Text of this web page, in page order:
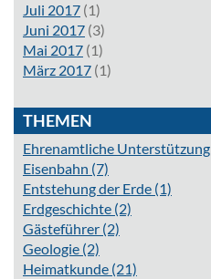
Juli 2017 (1)
Juni 2017 (3)
Mai 2017 (1)
März 2017 (1)
THEMEN
Ehrenamtliche Unterstützung
Eisenbahn (7)
Entstehung der Erde (1)
Erdgeschichte (2)
Gästeführer (2)
Geologie (2)
Heimatkunde (21)